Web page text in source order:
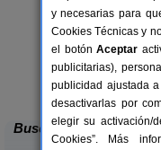
Complejo
La
Buscar
y necesarias para
Cookies Técnicas y
el botónAceptar
publicitarias),
publicidad ajustada
desactivarlas por
elegir su activación/
Cookies”. Más